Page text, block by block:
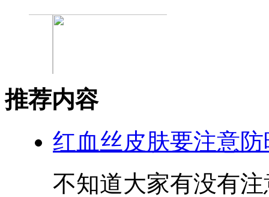
推荐内容
红血丝皮肤要注意
不知道大家有没有